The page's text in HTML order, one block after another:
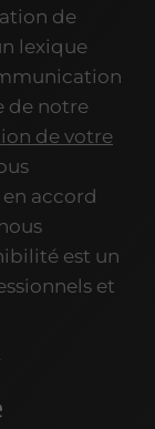
de
lexique
de notre
de votre
accord
est un
et